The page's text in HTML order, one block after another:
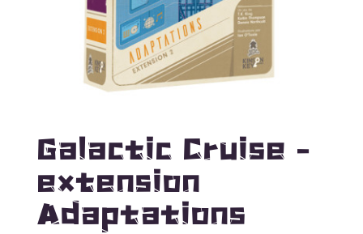
Galactic Cruise –
extension
Adaptations